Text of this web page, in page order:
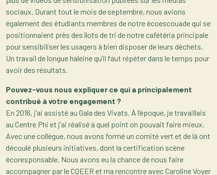
sociaux. Durant tout le mois de septembre, nous avions
également des étudiants membres de notre écoescouade qui se
positionnaient près des îlots de tri de notre cafétéria principale
pour sensibiliser les usagers à bien disposer de leurs déchets.
Un travail de longue haleine qu’il faut répéter dans le temps pour
avoir des résultats.
Pouvez-vous nous expliquer ce qui a principalement
contribué à votre engagement ?
En 2016, j’ai assisté au Gala des Vivats. À l’époque, je travaillais
au Centre Phi et j’ai réalisé à quel point on pouvait faire mieux.
Avec une collègue, nous avons formé un comité vert et de là ont
découlé plusieurs initiatives, dont la certification scène
écoresponsable. Nous avons eu la chance de nous faire
accompagner par le CQEER et ma rencontre avec Caroline Voyer